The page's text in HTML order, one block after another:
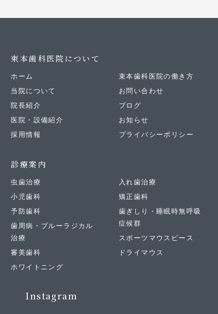
束本歯科医院について
ホーム
当院について
院長紹介
医院・設備紹介
採用情報
束本歯科医院の働き方
お問い合わせ
ブログ
お知らせ
プライバシーポリシー
診療案内
虫歯治療
小児歯科
予防歯科
歯周病・ブルーラジカル
治療
審美歯科
ホワイトニング
入れ歯治療
矯正歯科
歯ぎしり・睡眠時無呼吸
症候群
スポーツマウスピース
ドライマウス
Instagram